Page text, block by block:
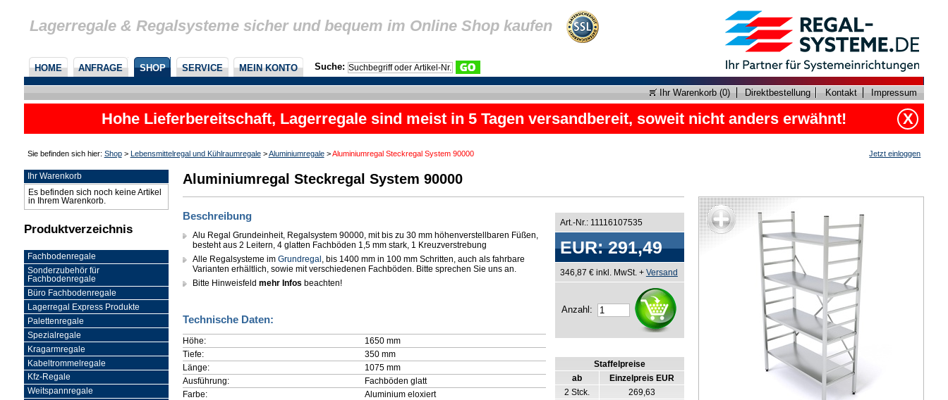
Lagerregale & Regalsysteme sicher und bequem im Online Shop kaufen
HOME ANFRAGE SHOP SERVICE MEIN KONTO Suche:
Ihr Warenkorb (0) Direktbestellung Kontakt Impressum
Hohe Lieferbereitschaft, Lagerregale sind meist in 5 Tagen versandbereit, soweit nicht anders erwähnt! X
Jetzt einloggen
Sie befinden sich hier: Shop> Lebensmittelregal und Kühlraumregale>Aluminiumregale>Aluminiumregal Steckregal System 90000
Ihr Warenkorb
Es befinden sich noch keine Artikel
in Ihrem Warenkorb.
Produktverzeichnis
Fachbodenregale
Sonderzubehör für
Fachbodenregale
Büro Fachbodenregale
Lagerregal Express Produkte
Palettenregale
Spezialregale
Kragarmregale
Kabeltrommelregale
Kfz-Regale
Weitspannregale
Aluminiumregal Steckregal System 90000
Art.-Nr.: 11116107535
EUR: 291,49
346,87 € inkl. MwSt. + Versand
Anzahl:
Staffelpreise
ab
Einzelpreis EUR
2 Stck.
269,63
Beschreibung
Alu Regal Grundeinheit, Regalsystem 90000, mit bis zu 30 mm höhenverstellbaren Füßen,
besteht aus 2 Leitern, 4 glatten Fachböden 1,5 mm stark, 1 Kreuzverstrebung
Alle Regalsysteme imGrundregal, bis 1400 mm in 100 mm Schritten, auch als fahrbare
Varianten erhältlich, sowie mit verschiedenen Fachböden. Bitte sprechen Sie uns an.
Bitte Hinweisfeldmehr Infos beachten!
Technische Daten:
Höhe:
1650 mm
Tiefe:
350 mm
Länge:
1075 mm
Ausführung:
Fachböden glatt
Farbe:
Aluminium eloxiert